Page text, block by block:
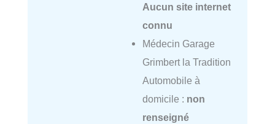
Aucun site internet
connu
Médecin Garage
Grimbert la Tradition
Automobile à
domicile : non
renseigné